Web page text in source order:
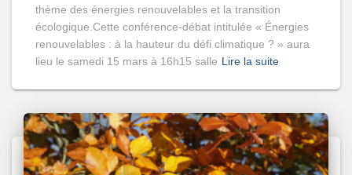
thème des énergies renouvelables et la transition
écologique.Cette conférence-débat intitulée « Énergies
renouvelables : à la hauteur du défi climatique ? » aura
lieu le samedi 15 mars à 16h15 salle Lire la suite